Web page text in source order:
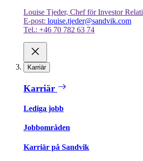
Louise Tjeder, Chef för Investor
E-post: louise.tjeder@sandvik.com
Tel.: +46 70 782 63 74
Karriär
Karriär
Lediga jobb
Jobbområden
Karriär på Sandvik